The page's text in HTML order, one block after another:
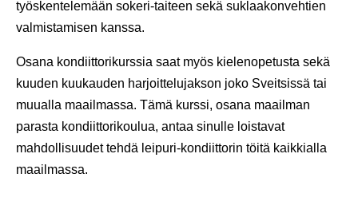
työskentelemään sokeri-taiteen sekä suklaakonvehtien
valmistamisen kanssa.
Osana kondiittorikurssia saat myös kielenopetusta sekä
kuuden kuukauden harjoittelujakson joko Sveitsissä tai
muualla maailmassa. Tämä kurssi, osana maailman
parasta kondiittorikoulua, antaa sinulle loistavat
mahdollisuudet tehdä leipuri-kondiittorin töitä kaikkialla
maailmassa.